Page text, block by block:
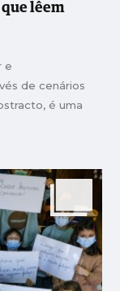
que lêem
e
de cenários
é uma